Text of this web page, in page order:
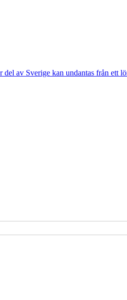
del av Sverige kan undantas från ett